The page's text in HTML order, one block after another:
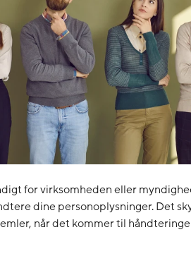
for virksomheden eller
dine personoplysninger. Det
når det kommer til